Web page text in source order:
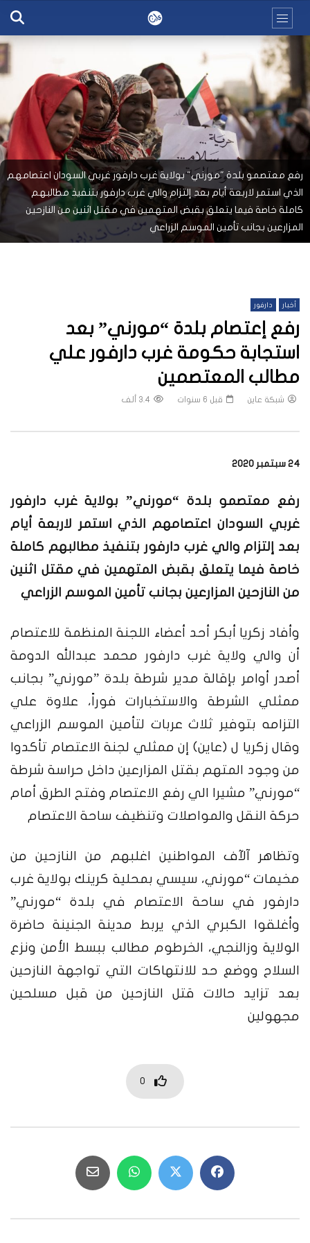
رفع معتصمو بلدة "مورني" بولاية غرب دارفور غربي السودان اعتصامهم
الذي استمر لاربعة أيام بعد إلتزام والي غرب دارفور بتنفيذ مطالبهم
كاملة خاصة فيما يتعلق بقبض المتهمين في مقتل اثنين من النازحين
المزارعين بجانب تأمين الموسم الزراعي
أخبار دارفور
رفع إعتصام بلدة “مورني” بعد
استجابة حكومة غرب دارفور علي
مطالب المعتصمين
شبكة عاين قبل 6 سنوات 3.4 ألف
24 سبتمبر 2020
رفع معتصمو بلدة “مورني” بولاية غرب دارفور
غربي السودان اعتصامهم الذي استمر لاربعة أيام
بعد إلتزام والي غرب دارفور بتنفيذ مطالبهم كاملة
خاصة فيما يتعلق بقبض المتهمين في مقتل اثنين
من النازحين المزارعين بجانب تأمين الموسم الزراعي
وأفاد زكريا أبكر أحد أعضاء اللجنة المنظمة للاعتصام
أن والي ولاية غرب دارفور محمد عبدالله الدومة
أصدر أوامر بإقالة مدير شرطة بلدة ”مورني” بجانب
ممثلي الشرطة والاستخبارات فوراً، علاوة علي
التزامه بتوفير ثلاث عربات لتأمين الموسم الزراعي
وقال زكريا ل (عاين) إن ممثلي لجنة الاعتصام تأكدوا
من وجود المتهم بقتل المزارعين داخل حراسة شرطة
“مورني” مشيرا الي رفع الاعتصام وفتح الطرق أمام
حركة النقل والمواصلات وتنظيف ساحة الاعتصام
وتظاهر آلآف المواطنين اغلبهم من النازحين من
مخيمات “مورني، سيسي بمحلية كرينك بولاية غرب
دارفور في ساحة الاعتصام في بلدة “مورني”
وأغلقوا الكبري الذي يربط مدينة الجنينة حاضرة
الولاية وزالنجي، الخرطوم مطالب ببسط الأمن ونزع
السلاح ووضع حد للانتهاكات التي تواجهة النازحين
بعد تزايد حالات قتل النازحين من قبل مسلحين
مجهولين
0